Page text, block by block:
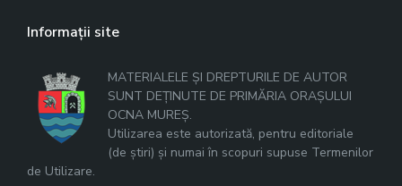
Informații site
MATERIALELE ȘI DREPTURILE DE AUTOR
SUNT DEȚINUTE DE PRIMĂRIA ORAȘULUI
OCNA MUREȘ.
Utilizarea este autorizată, pentru editoriale
(de știri) și numai în scopuri supuse Termenilor
de Utilizare.